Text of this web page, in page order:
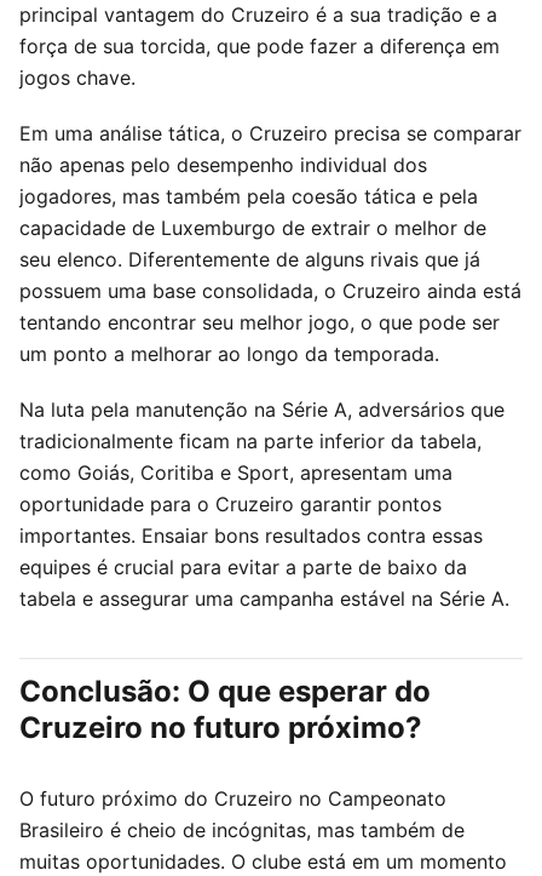
principal vantagem do Cruzeiro é a sua tradição e a
força de sua torcida, que pode fazer a diferença em
jogos chave.
Em uma análise tática, o Cruzeiro precisa se comparar
não apenas pelo desempenho individual dos
jogadores, mas também pela coesão tática e pela
capacidade de Luxemburgo de extrair o melhor de
seu elenco. Diferentemente de alguns rivais que já
possuem uma base consolidada, o Cruzeiro ainda está
tentando encontrar seu melhor jogo, o que pode ser
um ponto a melhorar ao longo da temporada.
Na luta pela manutenção na Série A, adversários que
tradicionalmente ficam na parte inferior da tabela,
como Goiás, Coritiba e Sport, apresentam uma
oportunidade para o Cruzeiro garantir pontos
importantes. Ensaiar bons resultados contra essas
equipes é crucial para evitar a parte de baixo da
tabela e assegurar uma campanha estável na Série A.
Conclusão: O que esperar do
Cruzeiro no futuro próximo?
O futuro próximo do Cruzeiro no Campeonato
Brasileiro é cheio de incógnitas, mas também de
muitas oportunidades. O clube está em um momento